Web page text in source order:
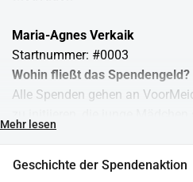
Maria-Agnes Verkaik
Startnummer: #0003
Wohin fließt das Spendengeld?
Alle Spenden gehen an
Niederlanden als auch im
über ihre Menstruation,
Mehr lesen
Geschichte der Spendenaktion